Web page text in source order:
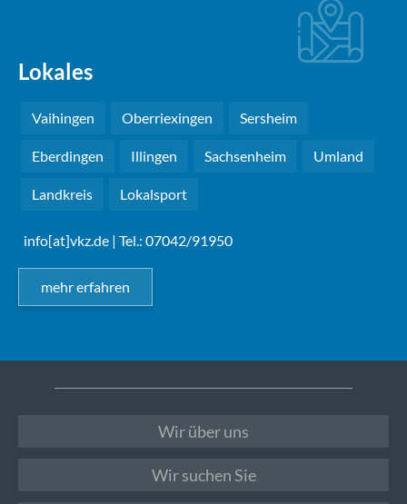
Lokales
Vaihingen Oberriexingen Sersheim
Eberdingen Illingen Sachsenheim Umland
Landkreis Lokalsport
info[at]vkz.de | Tel.: 07042/91950
mehr erfahren
Wir über uns
Wir suchen Sie